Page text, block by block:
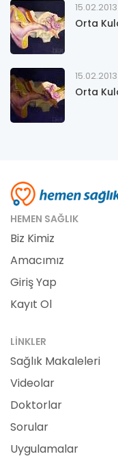
15.02.2013
Orta
15.02.2013
Orta
HEMEN SAĞLIK
Biz Kimiz
Amacımız
Giriş Yap
Kayıt Ol
LINKLER
Sağlık Makaleleri
Videolar
Doktorlar
Sorular
Uygulamalar